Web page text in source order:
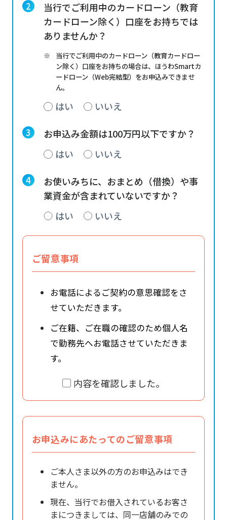
当行でご利用中のカードローン（教育
カードローン除く）口座をお持ちでは
ありませんか？
当行でご利用中のカードローン（教育カードロー
ン除く）口座をお持ちの場合は、ほうわSmartカ
ードローン（Web完結型）をお申込みできませ
ん。
はい いいえ
お申込み金額は100万円以下ですか？
はい
いいえ
お使いみちに、おまとめ（借換）や事
業資金が含まれていないですか？
はい
いいえ
ご留意事項
お電話によるご契約の意思確認をさ
せていただきます。
ご在籍、ご在職の確認のため個人名
で勤務先へお電話させていただきま
す。
内容を確認しました。
お申込みにあたってのご留意事項
ご本人さま以外の方のお申込みはでき
ません。
現在、当行でお借入されているお客さ
まにつきましては、同一店舗のみでの